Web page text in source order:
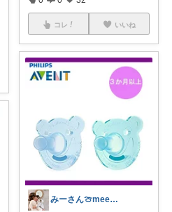
コレ いいね
みーさん🍈meeeroom2歳ママ